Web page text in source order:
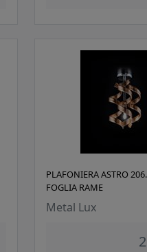
PLAFONIERA ASTRO
FOGLIA RAME
Metal Lux